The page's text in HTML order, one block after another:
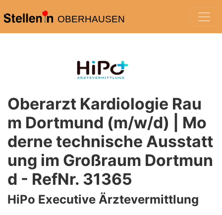
OBERHAUSEN
Oberarzt Kardiologie Rau
m Dortmund (m/w/d) | Mo
derne technische Ausstatt
ung im Großraum Dortmun
d - RefNr. 31365
HiPo Executive Ärztevermittlung